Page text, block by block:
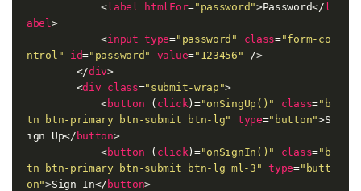
<label htmlFor="password">Password</ l
abel>
<input type="password" class="form-co
ntrol"
id="password" value="123456"
/>
</div>
<div class="submit-wrap">
<button ( click)="onSingUp()" class="b
tn btn-primary btn-submit btn-lg"
type="button">S
ign Up</ button>
<button ( click)="onSignIn()" class="b
tn btn-primary btn-submit btn-lg ml-3"
type="butt
on">Sign In</ button>